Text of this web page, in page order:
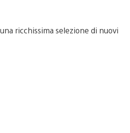
ricchissima selezione di nuovi